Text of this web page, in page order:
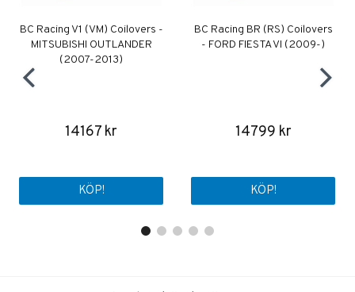
BC Racing V1 (VM) Coilovers -
MITSUBISHI OUTLANDER
(2007-2013)
14167 kr
KÖP!
BC Racing BR (RS) Coilovers
- FORD FIESTA VI (2009-)
14799 kr
KÖP!